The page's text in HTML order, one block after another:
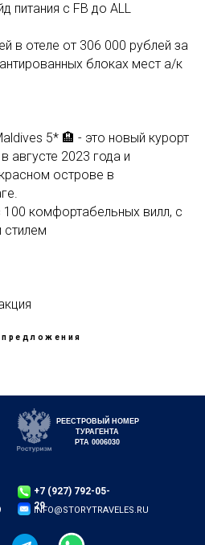
питания с FB до ALL
в отеле от 306 000 рублей за
блоках мест а/к
5* 🏨 - это новый курорт
августе 2023 года и
острове в
комфортабельных вилл, с
стилем
+7 (927) 792-05-
29
INFO@STORYTRAVELES.RU
РЕЕСТРОВЫЙ НОМЕР
ТУРАГЕНТА
РТА 0006030